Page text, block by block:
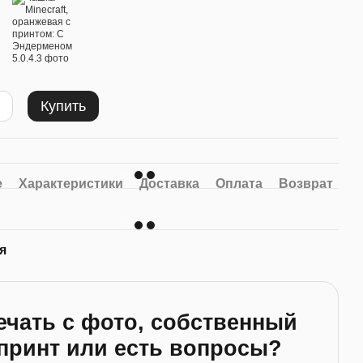
Магниты Minecraft v2
96х96mm Комплект 6шт
грн
Купить
Характеристики Доставка Оплата Возврат
с фото, собственный
или есть вопросы?